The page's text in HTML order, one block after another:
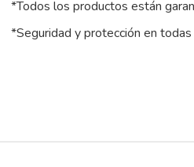
*Todos los productos están
*Seguridad y protección en